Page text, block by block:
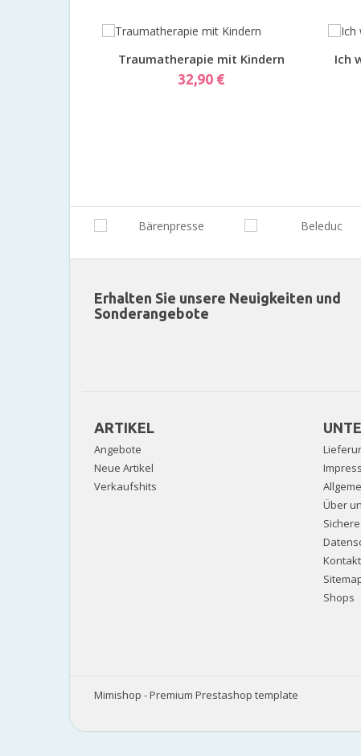
Vorschau
Traumatherapie mit Kindern
Preis
32,90 €
Ich
Erhalten Sie unsere Neuigkeiten und
Sonderangebote
ARTIKEL
Angebote
Neue Artikel
Verkaufshits
Über
Kontakt
Shops
Mimishop - Premium Prestashop template